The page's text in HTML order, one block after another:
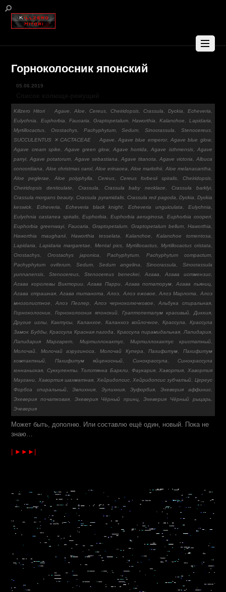
Горноколосник японский
05.06.2019
Killzero Hitori Agave Aloe Cereus, Cheiridopsis, Crassula Dyckia Echeveria
Eulychnia
Euphorbia Faucaria ,Graptopetalum ,Haworthia ,Kalanchoe Lapidaria
Myrtillocactus ,Orostachys Pachyphytum,Sedum Sinocrassula Stenocereus,
SUCCULENTUS ✕ CACTACEAE
Agave ,Agave blue emperor,Agave blue glow,
Agave cream spike
Agave green glow,Agave horrida ,Agave isthmensis, Agave
parryi,Agave potatorum Agave sebastiana Agave titanota Agave victoria
Albuca
concordiana
Aloe christmas carol, Aloe erinacea ,Aloe marlothii, Aloe melanacantha
Aloe peglerae
,Aloe polyphylla ,Cereus Cereus forbesii spiralis, Cheiridopsis,
Cheiridopsis denticulate
Crassula Crassula baby necklace Crassula barklyi,
Crassula morgans beauty ,Crassula pyramidalis, Crassula red pagoda Dyckia
Dyckia
keswick ,Echeveria Echeveria black knight ,Echeveria unguiculata Eulychnia
Eulychnia castanea spiralis,Euphorbia Euphorbia aeruginosa ,Euphorbia cooperi,
Euphorbia greenwayi,Faucaria ,Graptopetalum Graptopetalum bellum, Haworthia
Haworthia maughanii,Haworthia tesselata Kalanchoe ,Kalanchoe tomentosa
Lapidaria
,Lapidaria margaretae Mental pics, Myrtillocactus, Myrtillocactus cristata
Orostachys ,Orostachys japonica Pachyphytum, Pachyphytum compactum,
Pachyphytum oviferum, Sedum,Sedum angelina ,Sinocrassula
Sinocrassula
yunnanensis ,Stenocereus ,Stenocereus beneckei, Агава Агава истмензис,
Агава королевы Виктории ,Агава Парри Агава потаторум Агава пьяниц
Агава страшная, Агава титанота ,Алоэ Алоэ ежовое ,Алоэ Марлота
Алоэ
многолистное
,Алоэ Пеглер Алоэ черноколючковое Альбука спиральная,
Горноколосник ,Горноколосник японский Граптопеталум красивый Диккия,
Другие иглы ,Кактусы Каланхое Каланхоэ войлочное Крассула
Крассула
Замок Будды,Крассула Красная пагода Крассула пирамидальная Лапидария,
Лапидария Маргарет
Миртиллокактус, Миртиллокактус кристатный
Молочай
Молочай аэругиноса Молочай Купера ,Пахифитум
Пахифитум
компактный
,Пахифитум яйценосный Синокрассула
Синокрассула
юннаньская
Суккуленты, Толстянка Баркли Фаукария, Хавортия
Хавортия
Маугани
Хавортия шахматная Хейридопсис, Хейридопсис зубчатый
Цереус
Форбса спиральный ,Эвлихния Эулихния, Эуфорбия,Эхеверия аффинис,
Эхеверия початковая
Эхеверия Чёрный принц ,Эхеверия Чёрный рыцарь,
Эчеверия
Может быть, дополню. Или составлю ещё один, новый. Пока не
знаю…
| ►►►|